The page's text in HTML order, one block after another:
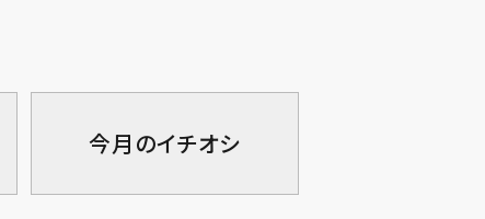
今月のイチオシ